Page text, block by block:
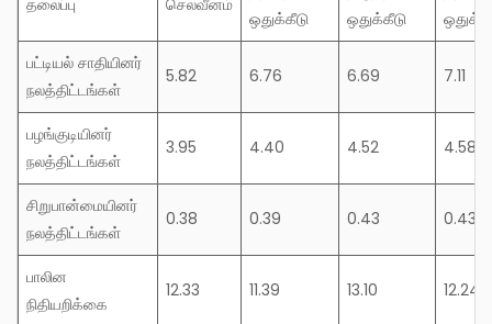
தலைப்பு செலவீனம்
ஒதுக்கீடு
ஒதுக்கீடு
பட்டியல் சாதியினர்
நலத்திட்டங்கள்
5.82 6.76 6.69 7.11
பழங்குடியினர்
நலத்திட்டங்கள்
3.95 4.40 4.52 4.58
சிறுபான்மையினர்
நலத்திட்டங்கள்
0.38 0.39 0.43 0.43
பாலின
நிதியறிக்கை
12.33 11.39 13.10 12.24